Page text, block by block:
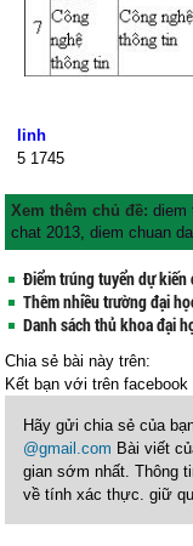
linh
5 1745
Xem thêm chủ đề:diem
chat 2013,diem chuan
Điểm trúng tuyển dự kiến
Thêm nhiều trường đại
Danh sách thủ khoa đại
Chia sẻ bài này trên:
Kết bạn vớitrên facebook
Hãy gửi chia sẻ của
@gmail.com Bài viết
gian sớm nhất. Thông
về tính xác thực. giữ